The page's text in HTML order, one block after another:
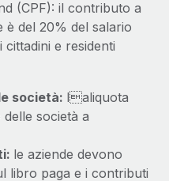
(CPF): il contributo a
è del 20% del salario
e residenti
società: laliquota
società a
le aziende devono
libro paga e i contributi